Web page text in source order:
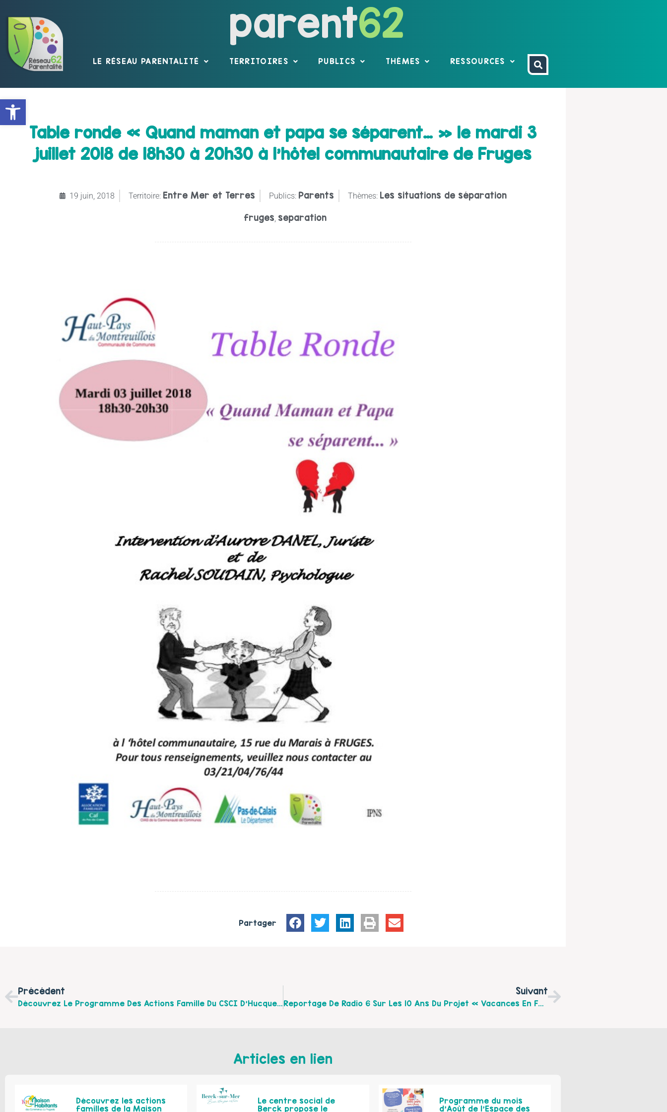
Ouvrir la barre d’outils
parent62
LE RÉSEAU PARENTALITÉ TERRITOIRES PUBLICS THÈMES RESSOURCES
Table ronde « Quand maman et papa se séparent… » le mardi 3
juillet 2018 de 18h30 à 20h30 à l’hôtel communautaire de Fruges
19 juin, 2018 Territoire: Entre Mer et Terres Publics: Parents Thèmes: Les situations de séparation
fruges separation
Partager
Précédent
Découvrez Le Programme Des Actions Famille Du CSCI D’Hucqueliers De Juillet À Septembre 2018
Suivant
Reportage De Radio 6 Sur Les 10 Ans Du Projet « Vacances En Familles » Du Centre Social CAF D’Etaples
Articles en lien
Découvrez les actions
familles de la Maison
Le centre social de
Berck propose le
Programme du mois
d’Août de l’Espace des